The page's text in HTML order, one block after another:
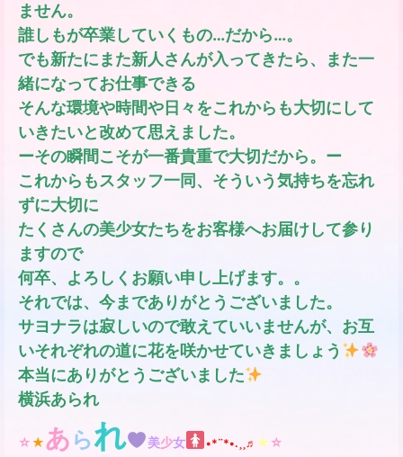
ません。
誰しもが卒業していくもの…だから…。
でも新たにまた新人さんが入ってきたら、また一
緒になってお仕事できる
そんな環境や時間や日々をこれからも大切にして
いきたいと改めて思えました。
ーその瞬間こそが一番貴重で大切だから。ー
これからもスタッフ一同、そういう気持ちを忘れ
ずに大切に
たくさんの美少女たちをお客様へお届けして参り
ますので
何卒、よろしくお願い申し上げます。。
それでは、今までありがとうございました。
サヨナラは寂しいので敢えていいませんが、お互
いそれぞれの道に花を咲かせていきましょう
本当にありがとうございました
横浜あられ
☆★あ られ 美少女 •*¨*•.¸¸♬ ★ ☆